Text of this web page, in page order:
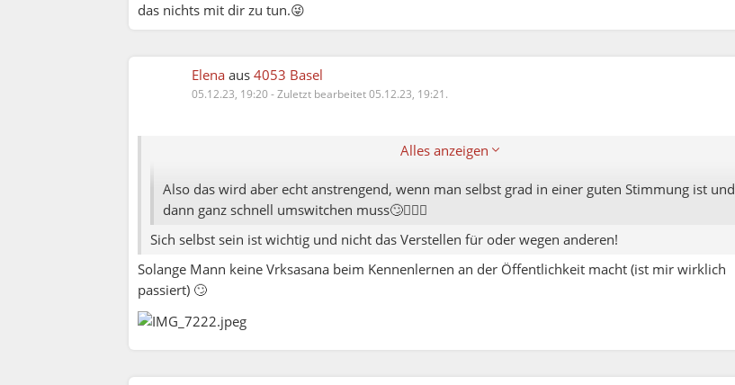
das nichts mit dir zu tun.😜
Elena aus 4053 Basel
05.12.23, 19:20-Zuletzt bearbeitet 05.12.23, 19:21.
Alles anzeigen
Thomas:
Also das wird aber echt anstrengend, wenn man selbst grad in einer guten Stimmung ist und
dann ganz schnell umswitchen muss🙄🤦🏼‍♀️
Sich selbst sein ist wichtig und nicht das Verstellen für oder wegen anderen!
Solange Mann keine Vrksasana beim Kennenlernen an der Öffentlichkeit macht (ist mir wirklich
passiert) 🙄